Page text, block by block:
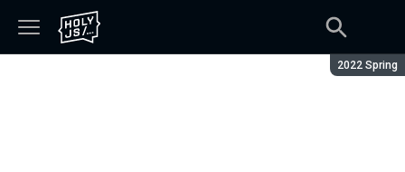
Сезон:
2022 Spring